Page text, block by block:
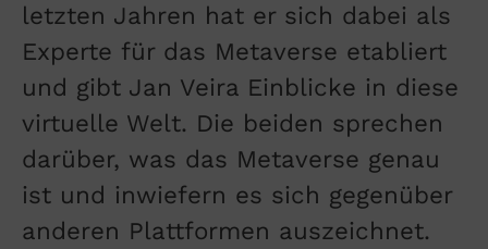
letzten Jahren hat er sich dabei als
Experte für das Metaverse etabliert
und gibt Jan Veira Einblicke in diese
virtuelle Welt. Die beiden sprechen
darüber, was das Metaverse genau
ist und inwiefern es sich gegenüber
anderen Plattformen auszeichnet.